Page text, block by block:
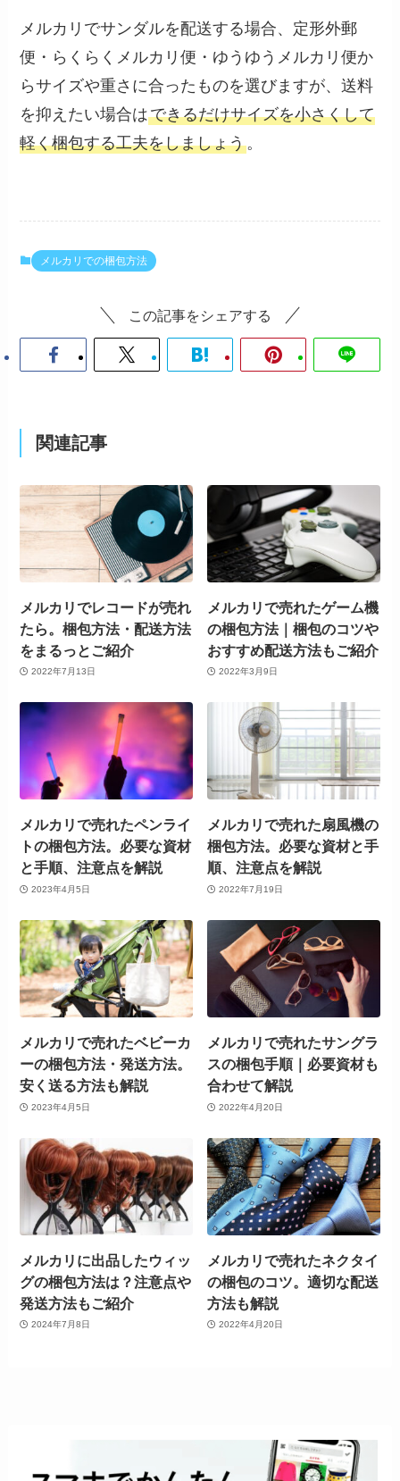
メルカリでサンダルを配送する場合、定形外郵
便・らくらくメルカリ便・ゆうゆうメルカリ便か
らサイズや重さに合ったものを選びますが、送料
を抑えたい場合はできるだけサイズを小さくして
軽く梱包する工夫をしましょう。
メルカリでの梱包方法
この記事をシェアする
関連記事
メルカリでレコードが売れ
たら。梱包方法・配送方法
をまるっとご紹介
2022年7月13日
メルカリで売れたゲーム機
の梱包方法｜梱包のコツや
おすすめ配送方法もご紹介
2022年3月9日
メルカリで売れたペンライ
トの梱包方法。必要な資材
と手順、注意点を解説
2023年4月5日
メルカリで売れた扇風機の
梱包方法。必要な資材と手
順、注意点を解説
2022年7月19日
メルカリで売れたベビーカ
ーの梱包方法・発送方法。
安く送る方法も解説
2023年4月5日
メルカリで売れたサングラ
スの梱包手順｜必要資材も
合わせて解説
2022年4月20日
メルカリに出品したウィッ
グの梱包方法は？注意点や
発送方法もご紹介
2024年7月8日
メルカリで売れたネクタイ
の梱包のコツ。適切な配送
方法も解説
2022年4月20日